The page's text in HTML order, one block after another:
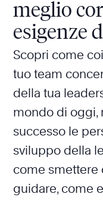
meglio
esigenze
Scopri come
tuo team
della tua
mondo di oggi,
successo le
sviluppo della
come smettere
guidare, come